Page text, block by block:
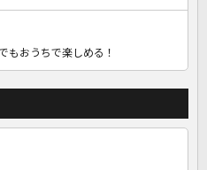
もおうちで楽しめる！